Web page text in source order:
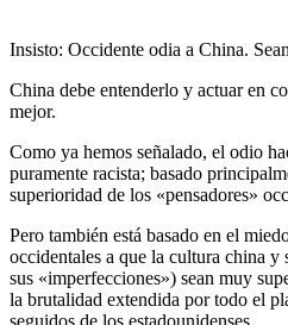
Insisto: Occidente odia a China.
China debe entenderlo y actuar en
mejor.
Como ya hemos señalado, el odio
puramente racista; basado
superioridad de los «pensadores»
Pero también está basado en el
occidentales a que la cultura china y
sus «imperfecciones») sean muy
la brutalidad extendida por todo el
seguidos de los estadounidenses.